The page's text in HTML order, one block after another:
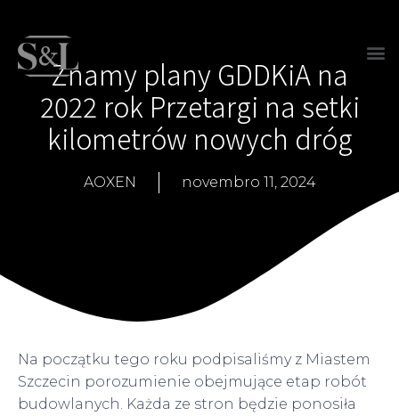
Znamy plany GDDKiA na
2022 rok Przetargi na setki
kilometrów nowych dróg
AOXEN novembro 11, 2024
Na początku tego roku podpisaliśmy z Miastem
Szczecin porozumienie obejmujące etap robót
budowlanych. Każda ze stron będzie ponosiła